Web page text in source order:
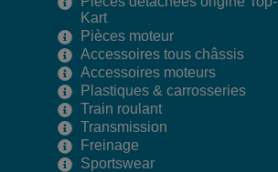
Kart
Pièces moteur
Accessoires tous châssis
Accessoires moteurs
Plastiques & carrosseries
Train roulant
Transmission
Freinage
Sportswear